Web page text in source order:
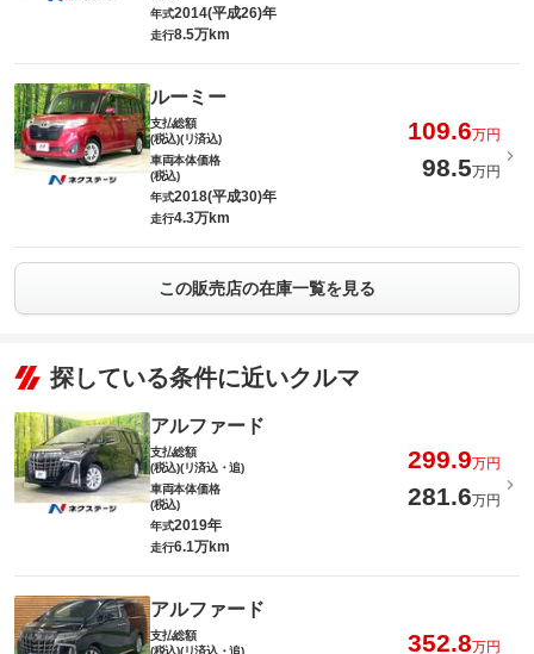
年式2014(平成26)年
走行8.5万km
ルーミー
支払総額
(税込)(リ済込)
109.6万円
車両本体価格
(税込)
98.5万円
年式2018(平成30)年
走行4.3万km
この販売店の在庫一覧を見る
探している条件に近いクルマ
アルファード
支払総額
(税込)(リ済込・追)
299.9万円
車両本体価格
(税込)
281.6万円
年式2019年
走行6.1万km
アルファード
支払総額
(税込)(リ済込・追)
352.8万円